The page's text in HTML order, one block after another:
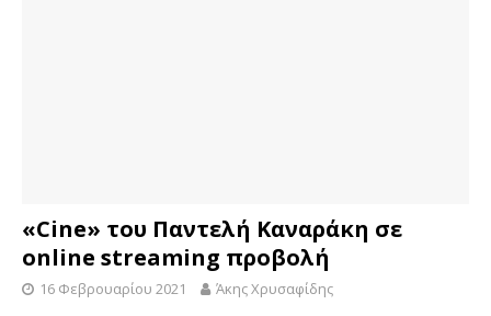
«Cine» του Παντελή Καναράκη σε
online streaming προβολή
16 Φεβρουαρίου 2021 Άκης Χρυσαφίδης